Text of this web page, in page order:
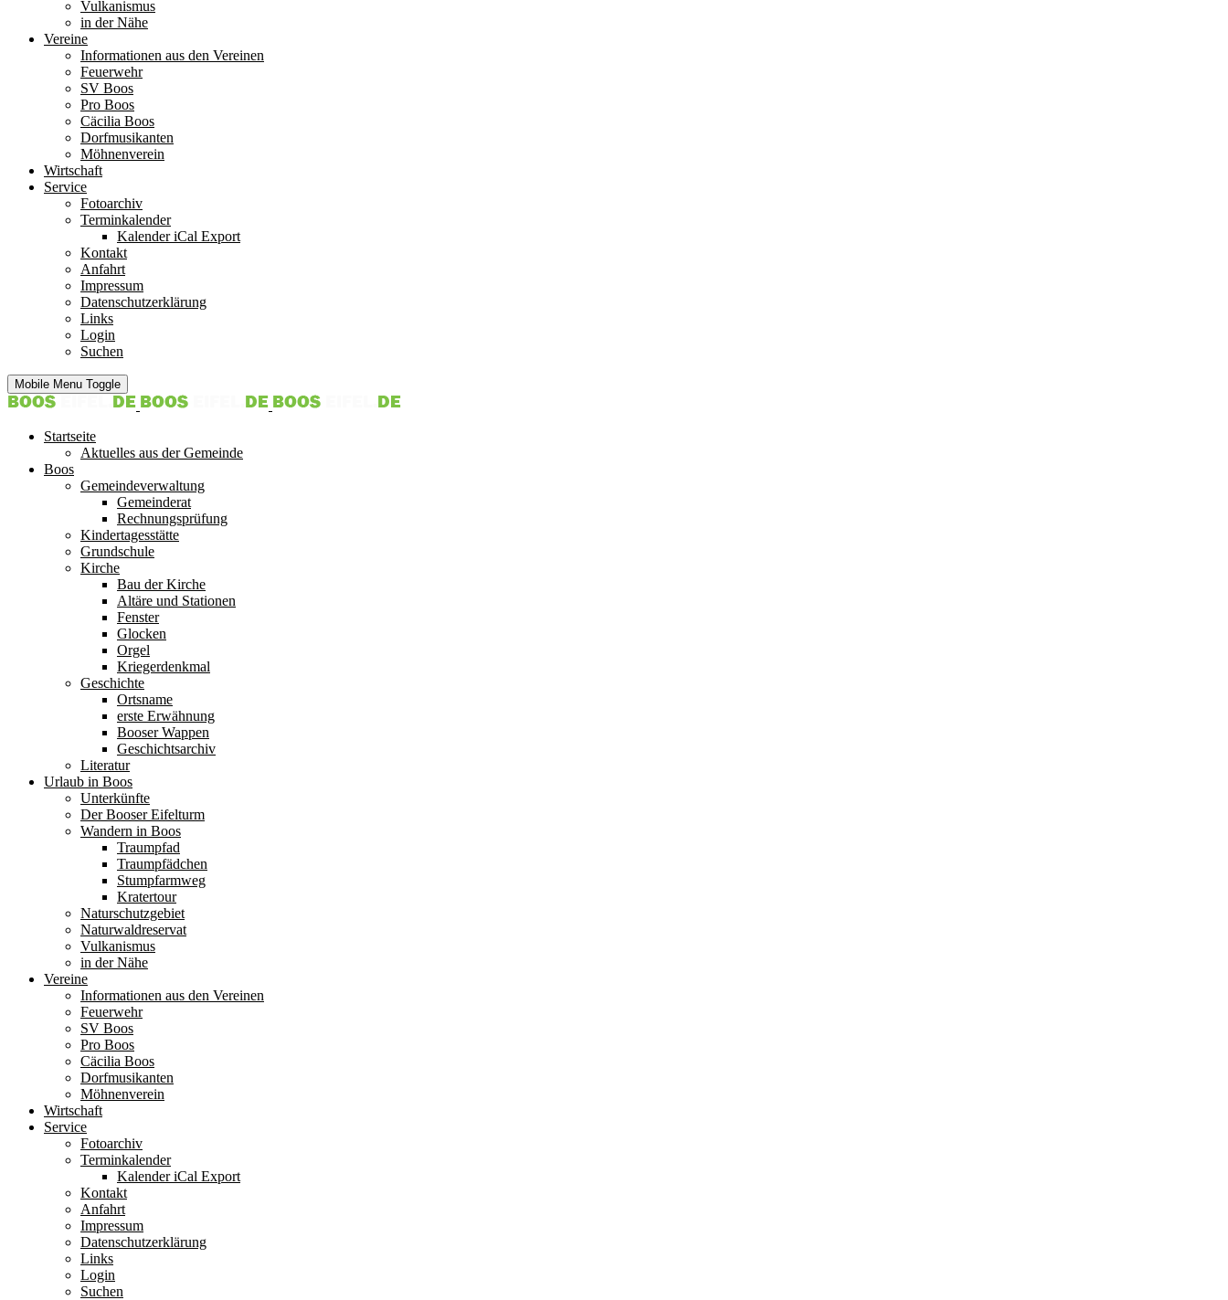
Vulkanismus
in der Nähe
Vereine
Informationen aus den Vereinen
Feuerwehr
SV Boos
Pro Boos
Cäcilia Boos
Dorfmusikanten
Möhnenverein
Wirtschaft
Service
Fotoarchiv
Terminkalender
Kalender iCal Export
Kontakt
Anfahrt
Impressum
Datenschutzerklärung
Links
Login
Suchen
Mobile Menu Toggle
Startseite
Aktuelles aus der Gemeinde
Boos
Gemeindeverwaltung
Gemeinderat
Rechnungsprüfung
Kindertagesstätte
Grundschule
Kirche
Bau der Kirche
Altäre und Stationen
Fenster
Glocken
Orgel
Kriegerdenkmal
Geschichte
Ortsname
erste Erwähnung
Booser Wappen
Geschichtsarchiv
Literatur
Urlaub in Boos
Unterkünfte
Der Booser Eifelturm
Wandern in Boos
Traumpfad
Traumpfädchen
Stumpfarmweg
Kratertour
Naturschutzgebiet
Naturwaldreservat
Vulkanismus
in der Nähe
Vereine
Informationen aus den Vereinen
Feuerwehr
SV Boos
Pro Boos
Cäcilia Boos
Dorfmusikanten
Möhnenverein
Wirtschaft
Service
Fotoarchiv
Terminkalender
Kalender iCal Export
Kontakt
Anfahrt
Impressum
Datenschutzerklärung
Links
Login
Suchen